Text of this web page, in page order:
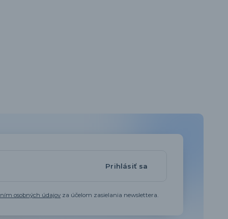
Prihlásiť sa
osobných údajov za účelom zasielania newslettera.